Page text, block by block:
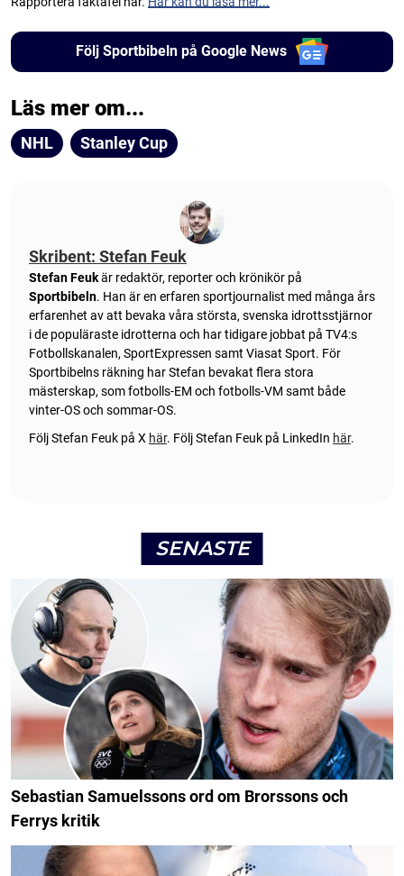
Följ Sportbibeln på Google News
Läs mer om...
NHL Stanley Cup
Skribent: Stefan Feuk
Stefan Feukär redaktör, reporter och krönikör på
Sportbibeln. Han är en erfaren sportjournalist med många års
erfarenhet av att bevaka våra största, svenska idrottsstjärnor
i de populäraste idrotterna och har tidigare jobbat på TV4:s
Fotbollskanalen, SportExpressen samt Viasat Sport. För
Sportbibelns räkning har Stefan bevakat flera stora
mästerskap, som fotbolls-EM och fotbolls-VM samt både
vinter-OS och sommar-OS.
Följ Stefan Feuk på X här. Följ Stefan Feuk på LinkedIn här.
SENASTE
Sebastian Samuelssons ord om Brorssons och
Ferrys kritik